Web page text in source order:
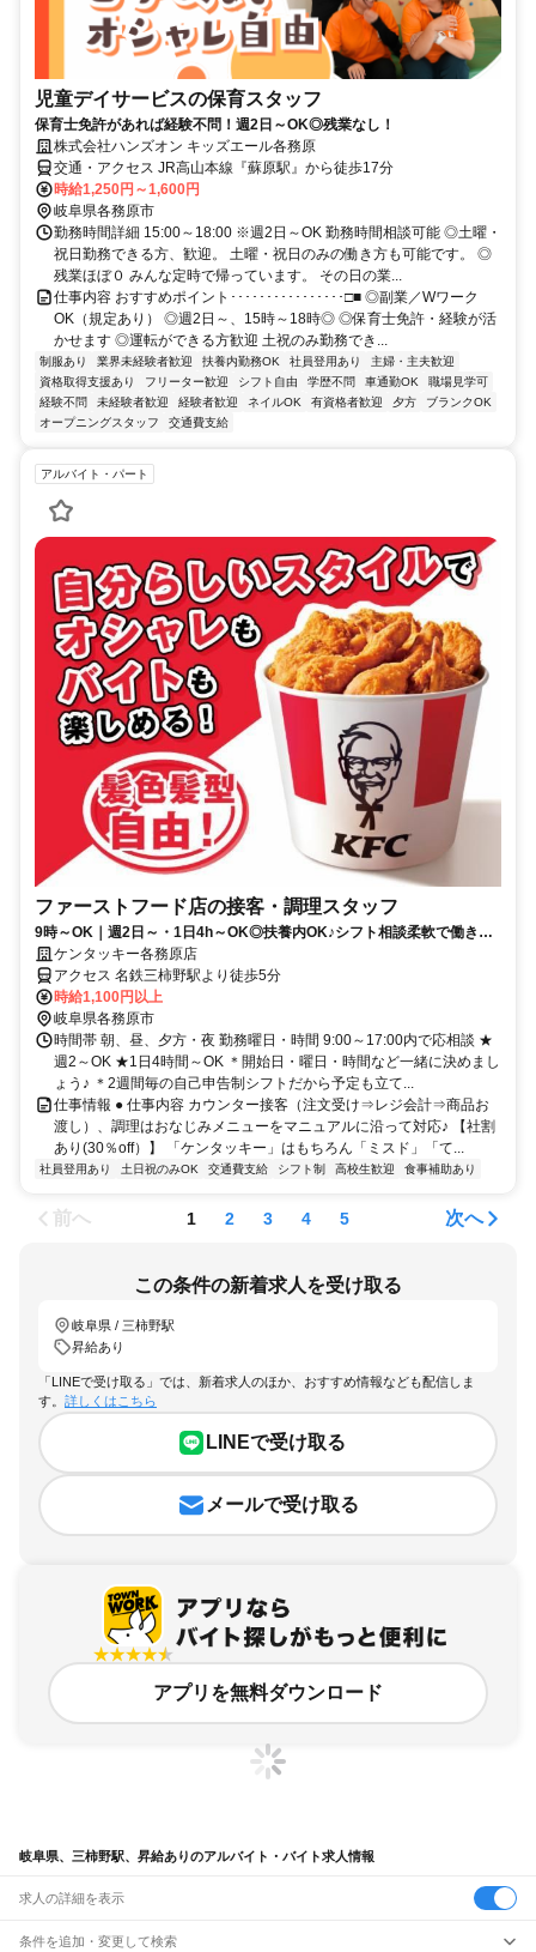
児童デイサービスの保育スタッフ
保育士免許があれば経験不問！週2日～OK◎残業なし！
株式会社ハンズオン キッズエール各務原
交通・アクセス JR高山本線『蘇原駅』から徒歩17分
時給1,250円～1,600円
岐阜県各務原市
勤務時間詳細 15:00～18:00 ※週2日～OK 勤務時間相談可能 ◎土曜・
祝日勤務できる方、歓迎。 土曜・祝日のみの働き方も可能です。 ◎
残業ほぼ０ みんな定時で帰っています。 その日の業...
仕事内容 おすすめポイント････････････････□■ ◎副業／Wワーク
OK（規定あり） ◎週2日～、15時～18時◎ ◎保育士免許・経験が活
かせます ◎運転ができる方歓迎 土祝のみ勤務でき...
制服あり 業界未経験者歓迎 扶養内勤務OK 社員登用あり
主婦・主夫歓迎
資格取得支援あり
フリーター歓迎 シフト自由 学歴不問 車通勤OK
職場見学可
経験不問
未経験者歓迎 経験者歓迎 ネイルOK 有資格者歓迎 夕方
ブランクOK
オープニングスタッフ
交通費支給
アルバイト・パート
ファーストフード店の接客・調理スタッフ
9時～OK｜週2日～・1日4h～OK◎扶養内OK♪シフト相談柔軟で働きや
すい！
ケンタッキー各務原店
アクセス 名鉄三柿野駅より徒歩5分
時給1,100円以上
岐阜県各務原市
時間帯 朝、昼、夕方・夜 勤務曜日・時間 9:00～17:00内で応相談 ★
週2～OK ★1日4時間～OK ＊開始日・曜日・時間など一緒に決めまし
ょう♪ ＊2週間毎の自己申告制シフトだから予定も立て...
仕事情報 ● 仕事内容 カウンター接客（注文受け⇒レジ会計⇒商品お
渡し）、調理はおなじみメニューをマニュアルに沿って対応♪ 【社割
あり(30％off）】 「ケンタッキー」はもちろん「ミスド」「て...
社員登用あり 土日祝のみOK 交通費支給 シフト制 高校生歓迎 食事補助あり
前へ 1 2 3 4 5 次へ
この条件の新着求人を受け取る
岐阜県 / 三柿野駅
昇給あり
「LINEで受け取る」では、新着求人のほか、おすすめ情報なども配信しま
す。 詳しくはこちら
LINEで受け取る
メールで受け取る
アプリを無料ダウンロード
岐阜県、三柿野駅、昇給ありのアルバイト・バイト求人情報
求人の詳細を表示
条件を追加・変更して検索